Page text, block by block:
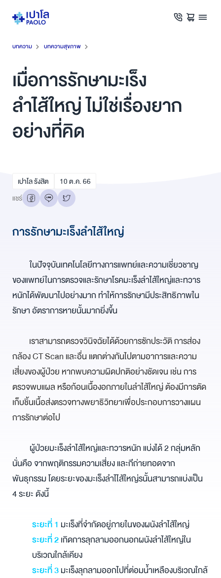
บทความ บทความสุขภาพ
เมื่อการรักษามะเร็ง
ลำไส้ใหญ่ ไม่ใช่เรื่องยาก
อย่างที่คิด
เปาโล รังสิต 10ต.ค.66
แชร์
การรักษามะเร็งลำไส้ใหญ่
ในปัจจุบันเทคโนโลยีทางการแพทย์และความเชี่ยวชาญ
ของแพทย์ในการตรวจและรักษาโรคมะเร็งลำไส้ใหญ่และทวาร
หนักได้พัฒนาไปอย่างมาก ทำให้การรักษามีประสิทธิภาพใน
รักษา อัตราการหายนั้นมากยิ่งขึ้น
เราสามารถตรวจวินิจฉัยได้ด้วยการซักประวัติ การส่อง
กล้อง CT Scan และอื่น แตกต่างกันไปตามอาการและความ
เสี่ยงของผู้ป่วย หากพบความผิดปกติอย่างชัดเจน เช่น การ
ตรวจพบแผล หรือก้อนเนื้องอกภายในลําไส้ใหญ่ ต้องมีการตัด
เก็บชิ้นเนื้อส่งตรวจทางพยาธิวิทยาเพื่อประกอบการวางแผน
การรักษาต่อไป
ผู้ป่วยมะเร็งลำไส้ใหญ่และทวารหนัก แบ่งได้ 2 กลุ่มหลัก
นั่นคือ จากพฤติกรรมความเสี่ยง และก่ีถ่ายทอดจาก
พันธุกรรม โดยระยะของมะเร็งลำไไส้ใหญ่รนั้นสามารถแบ่งเป็น
4 ระยะ ดังนี้
ระยะที่ 1 มะเร็งที่จำกัดอยู่ภายในของผนังลำไส้ใหญ่
ระยะที่ 2เกิดการลุกลามออกนอกผนังลำไส้ใหญ่ใน
บริเวณใกล้เคียง
ระยะที่ 3มะเร็งลุกลามออกไปที่ต่อมน้ำเหลืองบริเวณใกล้